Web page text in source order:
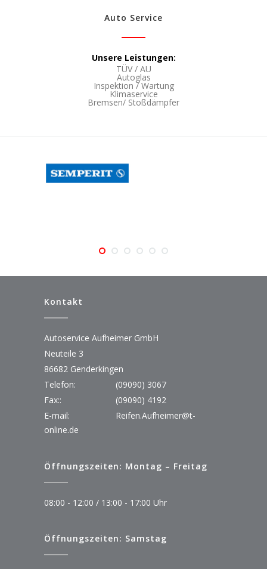
Auto Service
Unsere Leistungen:
TÜV / AU
Autoglas
Inspektion / Wartung
Klimaservice
Bremsen/ Stoßdämpfer
Kontakt
Autoservice Aufheimer GmbH
Neuteile 3
86682 Genderkingen
Telefon:
(09090) 3067
Fax::
(09090) 4192
E-mail:
Reifen.Aufheimer@t-
online.de
Öffnungszeiten: Montag – Freitag
08:00 - 12:00 / 13:00 - 17:00 Uhr
Öffnungszeiten: Samstag